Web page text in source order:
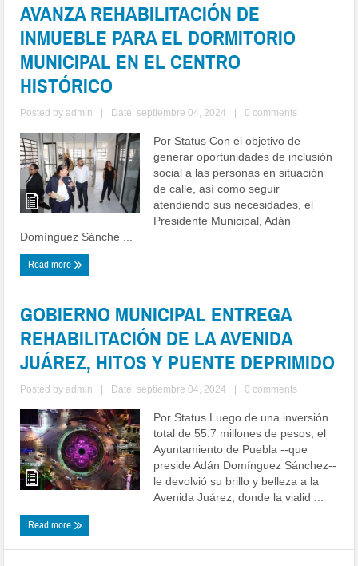
AVANZA REHABILITACIÓN DE
INMUEBLE PARA EL DORMITORIO
MUNICIPAL EN EL CENTRO
HISTÓRICO
Posted byadmin Date: septiembre 04, 2024 0 comments
Por Status Con el objetivo de
generar oportunidades de inclusión
social a las personas en situación
de calle, así como seguir
atendiendo sus necesidades, el
Presidente Municipal, Adán
Domínguez Sánche ...
Read more
GOBIERNO MUNICIPAL ENTREGA
REHABILITACIÓN DE LA AVENIDA
JUÁREZ, HITOS Y PUENTE DEPRIMIDO
Posted byadmin Date: septiembre 04, 2024 0 comments
Por Status Luego de una inversión
total de 55.7 millones de pesos, el
Ayuntamiento de Puebla --que
preside Adán Domínguez Sánchez--
le devolvió su brillo y belleza a la
Avenida Juárez, donde la vialid ...
Read more